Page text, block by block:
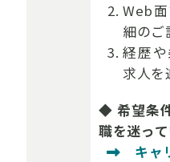
Web
細のご
経歴
求人を
◆ 希望条
職を迷って
キャ